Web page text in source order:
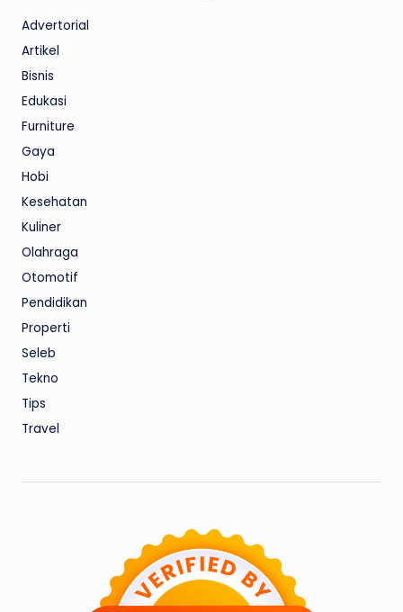
Advertorial
Artikel
Bisnis
Edukasi
Furniture
Gaya
Hobi
Kesehatan
Kuliner
Olahraga
Otomotif
Pendidikan
Properti
Seleb
Tekno
Tips
Travel